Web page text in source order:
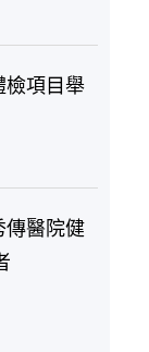
檢項目舉
傳醫院健